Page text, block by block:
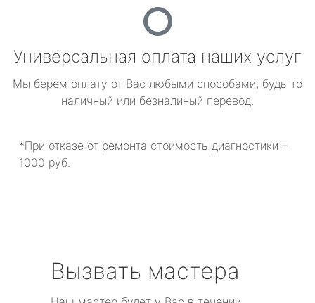
Универсальная оплата наших услуг
Мы берем оплату от Вас любыми способами, будь то
наличный или безналиный перевод.
*При отказе от ремонта стоимость диагностики –
1000 руб.
Вызвать мастера